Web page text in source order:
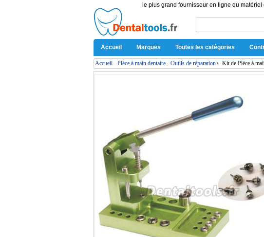
le plus grand fournisseur en ligne du
Accueil Marques Toutes les catégories
Accueil - Pièce à main dentaire - Outils de réparation> Kit de Pièce à